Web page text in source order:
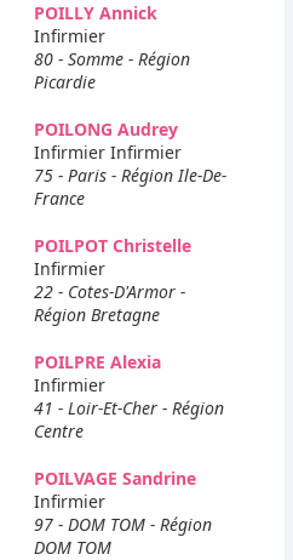
POILLY Annick
Infirmier
80 - Somme - Région
Picardie
POILONG Audrey
Infirmier Infirmier
75 - Paris - Région Ile-De-
France
POILPOT Christelle
Infirmier
22 - Cotes-D'Armor -
Région Bretagne
POILPRE Alexia
Infirmier
41 - Loir-Et-Cher - Région
Centre
POILVAGE Sandrine
Infirmier
97 - DOM TOM - Région
DOM TOM